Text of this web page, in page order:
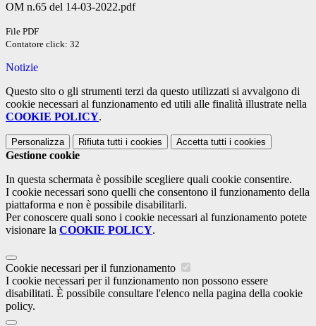
OM n.65 del 14-03-2022.pdf
File PDF
Contatore click: 32
Notizie
Questo sito o gli strumenti terzi da questo utilizzati si avvalgono di
cookie necessari al funzionamento ed utili alle finalità illustrate nella
COOKIE POLICY.
Personalizza Rifiuta tutti i cookies Accetta tutti i cookies
Gestione cookie
In questa schermata è possibile scegliere quali cookie consentire.
I cookie necessari sono quelli che consentono il funzionamento della
piattaforma e non è possibile disabilitarli.
Per conoscere quali sono i cookie necessari al funzionamento potete
visionare la COOKIE POLICY.
Cookie necessari per il funzionamento
I cookie necessari per il funzionamento non possono essere
disabilitati. È possibile consultare l'elenco nella pagina della cookie
policy.